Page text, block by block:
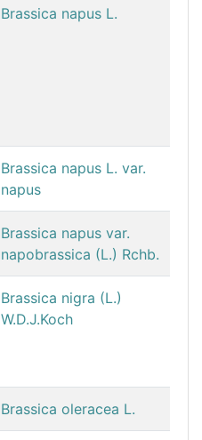
Brassica napus L.
Brassica napus L. var.
napus
Brassica napus var.
napobrassica (L.) Rchb.
Brassica nigra (L.)
W.D.J.Koch
Brassica oleracea L.